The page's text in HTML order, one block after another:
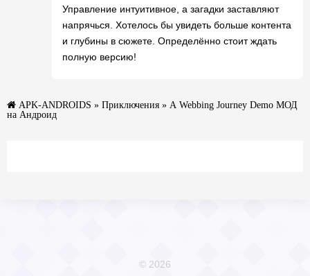
Управление интуитивное, а загадки заставляют
напрячься. Хотелось бы увидеть больше контента
и глубины в сюжете. Определённо стоит ждать
полную версию!
APK-ANDROIDS » Приключения » A Webbing Journey Demo МОД
на Андроид
© 2026